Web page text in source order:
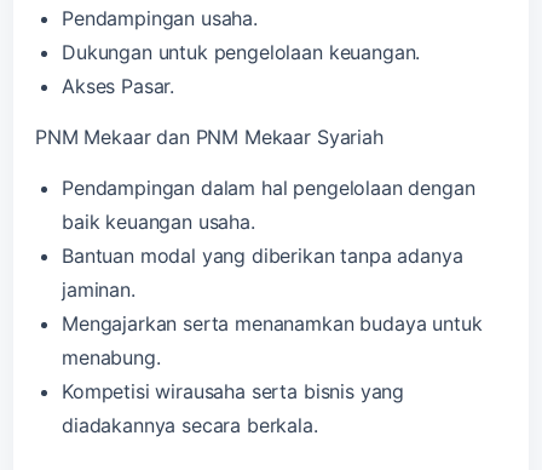
Pendampingan usaha.
Dukungan untuk pengelolaan keuangan.
Akses Pasar.
PNM Mekaar dan PNM Mekaar Syariah
Pendampingan dalam hal pengelolaan dengan
baik keuangan usaha.
Bantuan modal yang diberikan tanpa adanya
jaminan.
Mengajarkan serta menanamkan budaya untuk
menabung.
Kompetisi wirausaha serta bisnis yang
diadakannya secara berkala.